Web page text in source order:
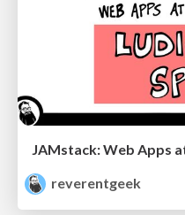
reverentgeek